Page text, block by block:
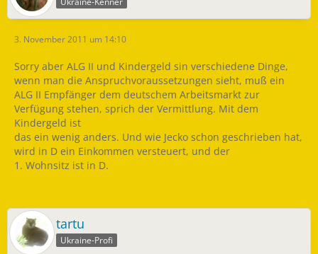
3. November 2011 um 14:10
Sorry aber ALG II und Kindergeld sin verschiedene Dinge,
wenn man die Anspruchvoraussetzungen sieht, muß ein
ALG II Empfänger dem deutschem Arbeitsmarkt zur
Verfügung stehen, sprich der Vermittlung. Mit dem
Kindergeld ist
das ein wenig anders. Und wie Jecko schon geschrieben hat,
wird in D ein Einkommen versteuert, und der
1. Wohnsitz ist in D.
tartu
Ukraine-Profi